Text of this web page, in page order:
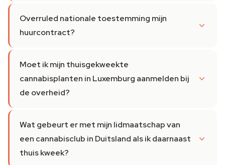
Overruled nationale toestemming mijn
huurcontract?
Moet ik mijn thuisgekweekte
cannabisplanten in Luxemburg aanmelden bij
de overheid?
Wat gebeurt er met mijn lidmaatschap van
een cannabisclub in Duitsland als ik daarnaast
thuis kweek?